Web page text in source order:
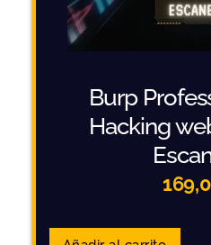
Burp
Hacking